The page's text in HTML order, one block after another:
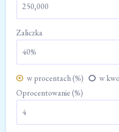
Zaliczka
w procentach (%)
w
Oprocentowanie (%)